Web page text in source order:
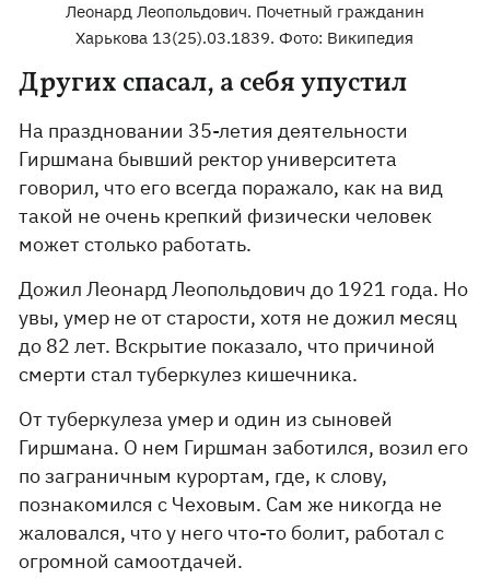
Леонард Леопольдович. Почетный гражданин
Харькова 13(25).03.1839. Фото: Википедия
Других спасал, а себя упустил
На праздновании 35-летия деятельности
Гиршмана бывший ректор университета
говорил, что его всегда поражало, как на вид
такой не очень крепкий физически человек
может столько работать.
Дожил Леонард Леопольдович до 1921 года. Но
увы, умер не от старости, хотя не дожил месяц
до 82 лет. Вскрытие показало, что причиной
смерти стал туберкулез кишечника.
От туберкулеза умер и один из сыновей
Гиршмана. О нем Гиршман заботился, возил его
по заграничным курортам, где, к слову,
познакомился с Чеховым. Сам же никогда не
жаловался, что у него что-то болит, работал с
огромной самоотдачей.